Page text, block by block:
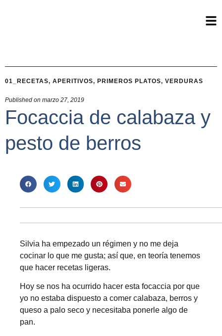
01_RECETAS, APERITIVOS, PRIMEROS PLATOS, VERDURAS
Published on marzo 27, 2019
Focaccia de calabaza y
pesto de berros
Silvia ha empezado un régimen y no me deja
cocinar lo que me gusta; así que, en teoría tenemos
que hacer recetas ligeras.
Hoy se nos ha ocurrido hacer esta focaccia por que
yo no estaba dispuesto a comer calabaza, berros y
queso a palo seco y necesitaba ponerle algo de
pan.